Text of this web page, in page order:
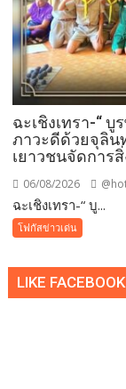
ฉะเชิงเทรา-​“ บู
ภาวะดีด้วยจุลิน
เยาวชนจัดการ
06/08/2026
ฉะเชิงเทรา-​“ บู...
โฟกัสข่าวเด่น
LIKE FACEBOOK